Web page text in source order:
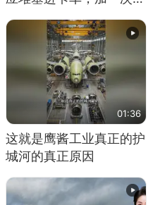
料能跑几十年
01:36
这就是鹰酱工业真正的护
城河的真正原因